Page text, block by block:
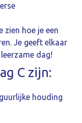
zien hoe je een
Je geeft elkaar
dag!
C zijn:
houding